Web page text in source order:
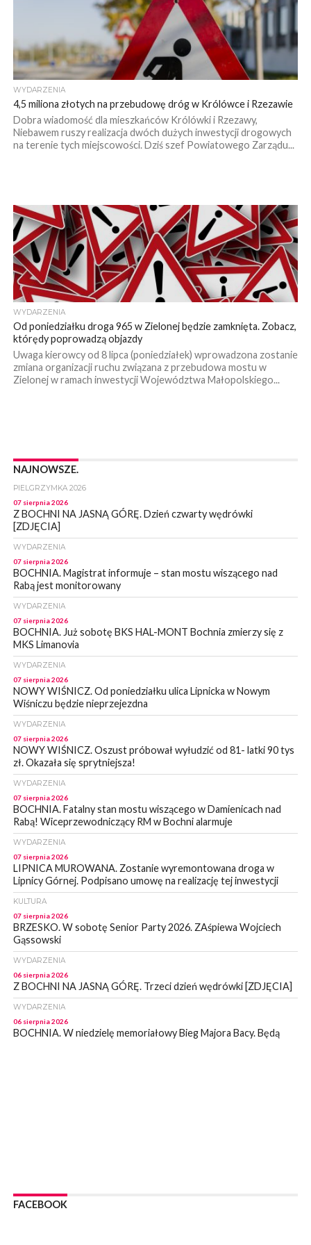
WYDARZENIA
4,5 miliona złotych na przebudowę dróg w Królówce i Rzezawie
Dobra wiadomość dla mieszkańców Królówki i Rzezawy,
Niebawem ruszy realizacja dwóch dużych inwestycji drogowych
na terenie tych miejscowości. Dziś szef Powiatowego Zarządu...
WYDARZENIA
Od poniedziałku droga 965 w Zielonej będzie zamknięta. Zobacz,
którędy poprowadzą objazdy
Uwaga kierowcy od 8 lipca (poniedziałek) wprowadzona zostanie
zmiana organizacji ruchu związana z przebudowa mostu w
Zielonej w ramach inwestycji Województwa Małopolskiego...
NAJNOWSZE.
PIELGRZYMKA 2026
07 sierpnia 2026
Z BOCHNI NA JASNĄ GÓRĘ. Dzień czwarty wędrówki
[ZDJĘCIA]
WYDARZENIA
07 sierpnia 2026
BOCHNIA. Magistrat informuje – stan mostu wiszącego nad
Rabą jest monitorowany
WYDARZENIA
07 sierpnia 2026
BOCHNIA. Już sobotę BKS HAL-MONT Bochnia zmierzy się z
MKS Limanovia
WYDARZENIA
07 sierpnia 2026
NOWY WIŚNICZ. Od poniedziałku ulica Lipnicka w Nowym
Wiśniczu będzie nieprzejezdna
WYDARZENIA
07 sierpnia 2026
NOWY WIŚNICZ. Oszust próbował wyłudzić od 81- latki 90 tys
zł. Okazała się sprytniejsza!
WYDARZENIA
07 sierpnia 2026
BOCHNIA. Fatalny stan mostu wiszącego w Damienicach nad
Rabą! Wiceprzewodniczący RM w Bochni alarmuje
WYDARZENIA
07 sierpnia 2026
LIPNICA MUROWANA. Zostanie wyremontowana droga w
Lipnicy Górnej. Podpisano umowę na realizację tej inwestycji
KULTURA
07 sierpnia 2026
BRZESKO. W sobotę Senior Party 2026. ZAśpiewa Wojciech
Gąssowski
WYDARZENIA
06 sierpnia 2026
Z BOCHNI NA JASNĄ GÓRĘ. Trzeci dzień wędrówki [ZDJĘCIA]
WYDARZENIA
06 sierpnia 2026
BOCHNIA. W niedzielę memoriałowy Bieg Majora Bacy. Będą
06 sierpnia 2026
POWIAT BRZESKI. W Wytrzyszczce karetka zderzyła się z
FACEBOOK